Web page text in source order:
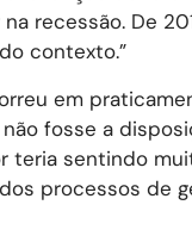
recessão. De
contexto.”
em
fosse a
teria sentindo
processos de